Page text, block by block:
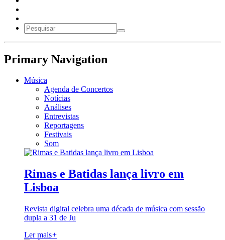
Primary Navigation
Música
Agenda de Concertos
Notícias
Análises
Entrevistas
Reportagens
Festivais
Som
Rimas e Batidas lança livro em
Lisboa
Revista digital celebra uma década de música com sessão
dupla a 31 de Ju
Ler mais+